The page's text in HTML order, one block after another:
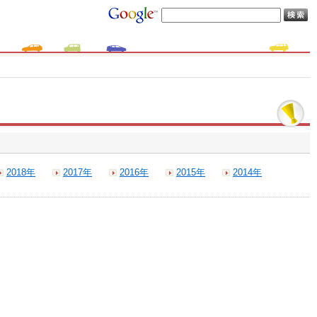
2018年 2017年 2016年 2015年
2014年